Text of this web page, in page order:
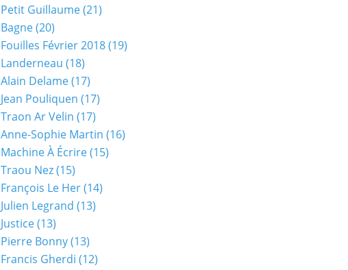
Petit Guillaume(21)
Bagne(20)
Fouilles Février 2018(19)
Landerneau (18)
Alain Delame(17)
Jean Pouliquen (17)
Traon Ar Velin (17)
Anne-Sophie Martin (16)
Machine À Écrire(15)
Traou Nez(15)
François Le Her(14)
Julien Legrand (13)
Justice(13)
Pierre Bonny(13)
Francis Gherdi (12)